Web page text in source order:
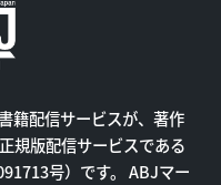
籍配信サービスが、著作
規版配信サービスである
号）です。 ABJマー